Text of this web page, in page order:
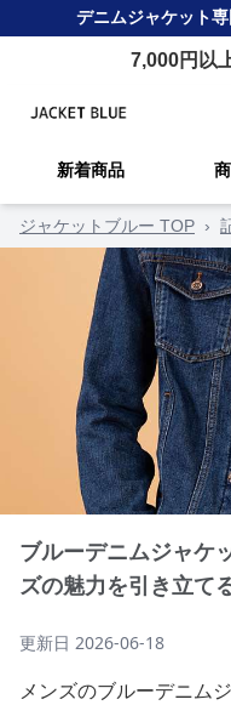
デニムジャケット
7,000円以
新着商品
ジャケットブルー TOP ›
ブルーデニムジャケ
ズの魅力を引き立て
更新日 2026-06-18
メンズのブルーデニム